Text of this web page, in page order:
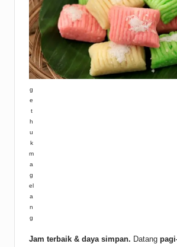
g
e
t
h
u
k
m
a
g
el
a
n
g
Jam terbaik & daya simpan. Datang